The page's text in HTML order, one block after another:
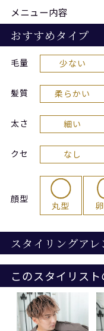
メニュー内容
おすすめタイプ
毛量 少ない
髪質 柔らかい
太さ 細い
クセ なし
顔型
丸型
スタイリングアレ
このスタイリス